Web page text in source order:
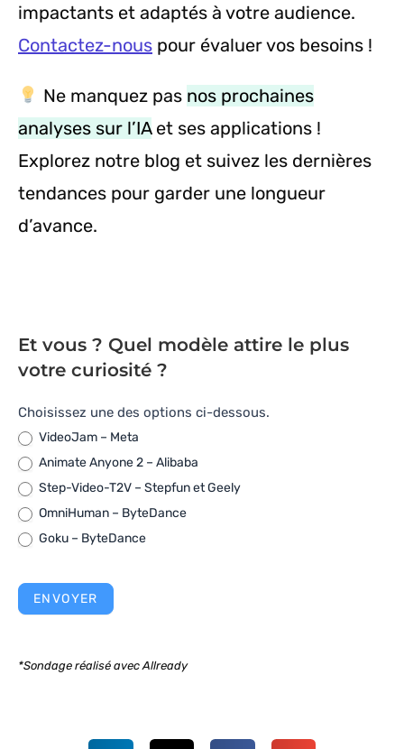
impactants et adaptés à votre audience.
Contactez-nous pour évaluer vos besoins !
Ne manquez pas nos prochaines
analyses sur l’IAet ses applications !
Explorez notre blog et suivez les dernières
tendances pour garder une longueur
d’avance.
Et vous ? Quel modèle attire le plus
votre curiosité ?
[Sondage]
–
Génération
de
vidéo
par
(février
2025)
Choisissez une des options ci-dessous.
VideoJam – Meta
Animate Anyone 2 – Alibaba
Step-Video-T2V – Stepfun et Geely
OmniHuman – ByteDance
Goku – ByteDance
ENVOYER
*Sondage réalisé avec Allready